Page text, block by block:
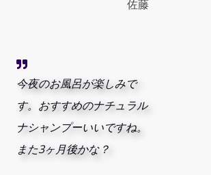
佐藤
今夜のお風呂が楽しみで
す。おすすめのナチュラル
ナシャンプーいいですね。
また3ヶ月後かな？